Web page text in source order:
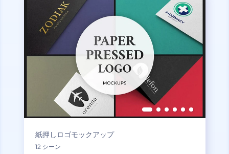
紙押しロゴモックアップ
12 シーン